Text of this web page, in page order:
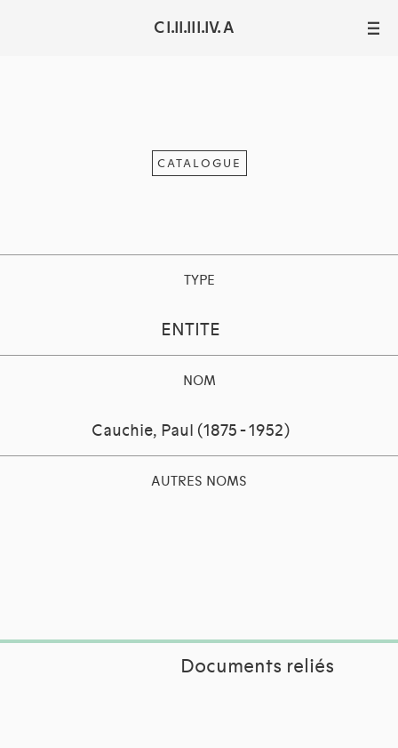
C I.II.III.IV. A III
CATALOGUE
TYPE
ENTITE
NOM
Cauchie, Paul (1875 - 1952)
AUTRES NOMS
Documents reliés